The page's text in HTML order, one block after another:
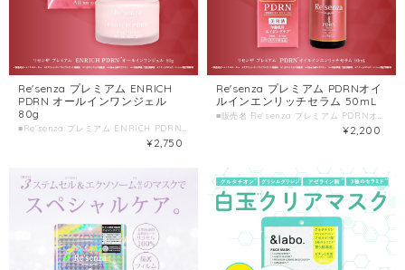
Re'senza プレミアム ENRICH
PDRN オールインワンジェル
80g
¥2,750
Re'senza プレミアム PDRNオイ
ルインエンリッチセラム 50mL
¥2,200